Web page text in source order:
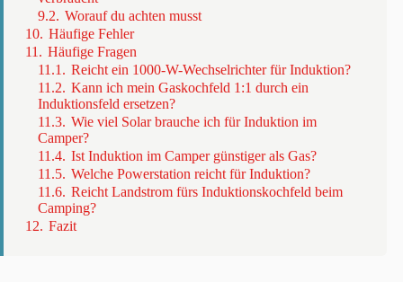
9.2. Worauf du achten musst
10. Häufige Fehler
11. Häufige Fragen
11.1. Reicht ein 1000-W-Wechselrichter für Induktion?
11.2. Kann ich mein Gaskochfeld 1:1 durch ein
Induktionsfeld ersetzen?
11.3. Wie viel Solar brauche ich für Induktion im
Camper?
11.4. Ist Induktion im Camper günstiger als Gas?
11.5. Welche Powerstation reicht für Induktion?
11.6. Reicht Landstrom fürs Induktionskochfeld beim
Camping?
12. Fazit